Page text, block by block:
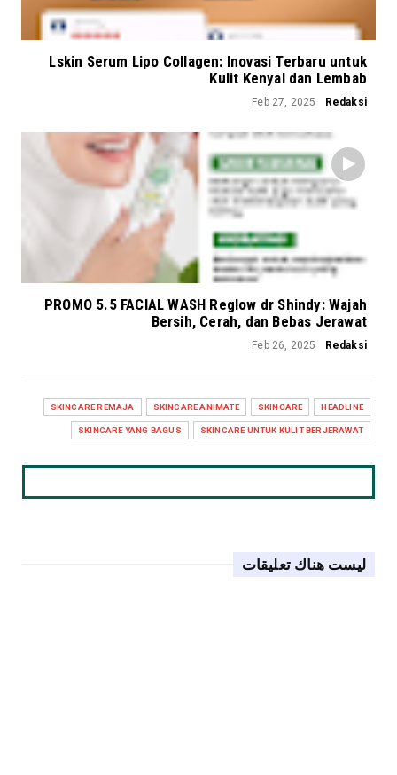
Lskin Serum Lipo Collagen: Inovasi Terbaru untuk
Kulit Kenyal dan Lembab
Redaksi
Feb 27, 2025
PROMO 5.5 FACIAL WASH Reglow dr Shindy: Wajah
Bersih, Cerah, dan Bebas Jerawat
Redaksi
Feb 26, 2025
HEADLINE
SKINCARE
SKINCARE ANIMATE
SKINCARE REMAJA
SKINCARE UNTUK KULIT BERJERAWAT
SKINCARE YANG BAGUS
ليست هناك تعليقات